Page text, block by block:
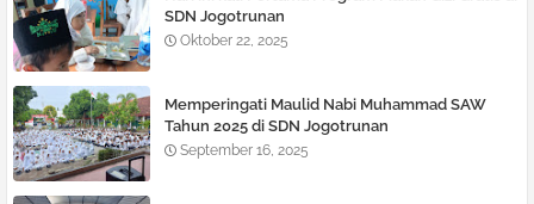
SDN Jogotrunan
Oktober 22, 2025
Memperingati Maulid Nabi Muhammad SAW
Tahun 2025 di SDN Jogotrunan
September 16, 2025